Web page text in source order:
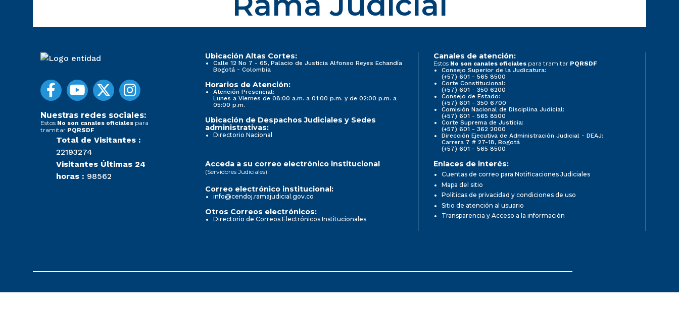
Nuestras redes sociales:
Estos No son canales oficiales para
tramitar PQRSDF
Total de Visitantes :
22193274
Visitantes Últimas 24
horas : 98562
Ubicación Altas Cortes:
Calle 12 No 7 - 65, Palacio de Justicia Alfonso Reyes Echandía
Bogotá - Colombia
Horarios de Atención:
Atención Presencial:
Lunes a Viernes de 08:00 a.m. a 01:00 p.m. y de 02:00 p.m. a
05:00 p.m.
Ubicación de Despachos Judiciales y Sedes
administrativas:
Directorio Nacional
Canales de atención:
Estos No son canales oficiales para tramitar PQRSDF
Consejo Superior de la Judicatura:
(+57) 601 - 565 8500
Corte Constitucional:
(+57) 601 - 350 6200
Consejo de Estado:
(+57) 601 - 350 6700
Comisión Nacional de Disciplina Judicial:
(+57) 601 - 565 8500
Corte Suprema de Justicia:
(+57) 601 - 362 2000
Dirección Ejecutiva de Administración Judicial - DEAJ:
Carrera 7 # 27-18, Bogotá
(+57) 601 - 565 8500
Acceda a su correo electrónico institucional
(Servidores Judiciales)
Correo electrónico institucional:
info@cendoj.ramajudicial.gov.co
Otros Correos electrónicos:
Directorio de Correos Electrónicos Institucionales
Enlaces de interés:
Cuentas de correo para Notificaciones Judiciales
Mapa del sitio
Políticas de privacidad y condiciones de uso
Sitio de atención al usuario
Transparencia y Acceso a la información